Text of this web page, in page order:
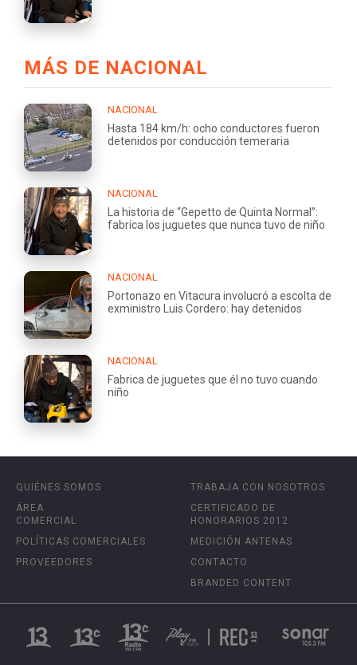
MÁS DE NACIONAL
NACIONAL
Hasta 184 km/h: ocho conductores fueron
detenidos por conducción temeraria
NACIONAL
La historia de “Gepetto de Quinta Normal”:
fabrica los juguetes que nunca tuvo de niño
NACIONAL
Portonazo en Vitacura involucró a escolta de
exministro Luis Cordero: hay detenidos
NACIONAL
Fabrica de juguetes que él no tuvo cuando
niño
QUIÉNES SOMOS
ÁREA
COMERCIAL
POLÍTICAS COMERCIALES
PROVEEDORES
TRABAJA CON NOSOTROS
CERTIFICADO DE
HONORARIOS 2012
MEDICIÓN ANTENAS
CONTACTO
BRANDED CONTENT